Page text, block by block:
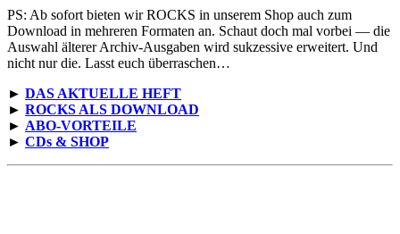
PS: Ab sofort bieten wir ROCKS in unserem Shop auch zum
Download in mehreren Formaten an. Schaut doch mal vorbei — die
Auswahl älterer Archiv-Ausgaben wird sukzessive erweitert. Und
nicht nur die. Lasst euch überraschen…
► DAS AKTUELLE HEFT
► ROCKS ALS DOWNLOAD
► ABO-VORTEILE
► CDs & SHOP